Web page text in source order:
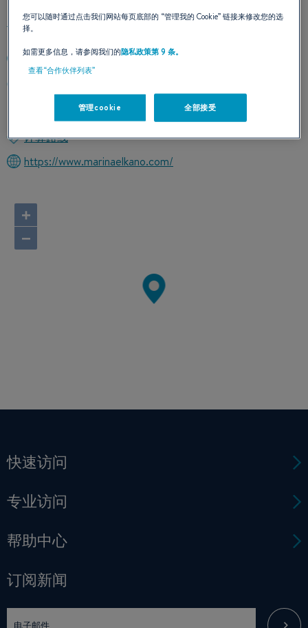
20750 ZUMAIA
计算路线
https://www.marinaelkano.com/
+
−
快速访问
专业访问
帮助中心
订阅新闻
您可以随时通过点击我们网站每页底部的 “管理我的 Cookie”链接来修改您的选
择。
如需更多信息，请参阅我们的隐私政策第 9 条。
查看“合作伙伴列表”
管理cookie 全部接受